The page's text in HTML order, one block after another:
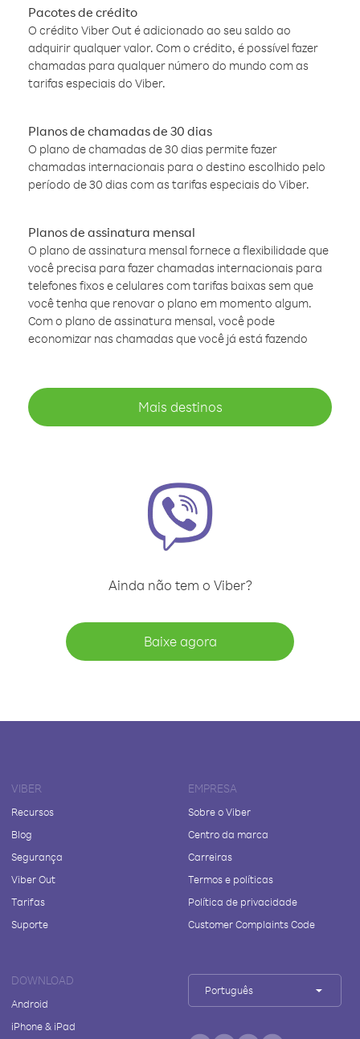
Pacotes de crédito
O crédito Viber Out é adicionado ao seu saldo ao
adquirir qualquer valor. Com o crédito, é possível fazer
chamadas para qualquer número do mundo com as
tarifas especiais do Viber.
Planos de chamadas de 30 dias
O plano de chamadas de 30 dias permite fazer
chamadas internacionais para o destino escolhido pelo
período de 30 dias com as tarifas especiais do Viber.
Planos de assinatura mensal
O plano de assinatura mensal fornece a flexibilidade que
você precisa para fazer chamadas internacionais para
telefones fixos e celulares com tarifas baixas sem que
você tenha que renovar o plano em momento algum.
Com o plano de assinatura mensal, você pode
economizar nas chamadas que você já está fazendo
Mais destinos
Ainda não tem o Viber?
Baixe agora
VIBER
Recursos
Blog
Segurança
Viber Out
Tarifas
Suporte
EMPRESA
Sobre o Viber
Centro da marca
Carreiras
Termos e políticas
Política de privacidade
Customer Complaints Code
DOWNLOAD
Android
iPhone & iPad
Português